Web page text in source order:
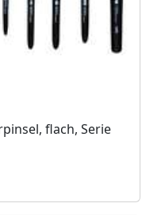
flach, Serie